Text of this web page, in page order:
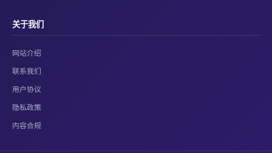
关于我们
网站介绍
联系我们
用户协议
隐私政策
内容合规